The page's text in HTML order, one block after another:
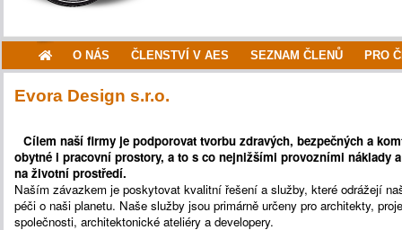
O NÁS ČLENSTVÍ V AES SEZNAM ČLENŮ PRO
Evora Design s.r.o.
Cílem naší firmy je podporovat tvorbu zdravých, bezpečných a
obytné i pracovní prostory, a to s co nejnižšími provozními náklady
na životní prostředí.
Naším závazkem je poskytovat kvalitní řešení a služby, které odrážejí
péči o naši planetu. Naše služby jsou primárně určeny pro architekty,
společnosti, architektonické ateliéry a developery.